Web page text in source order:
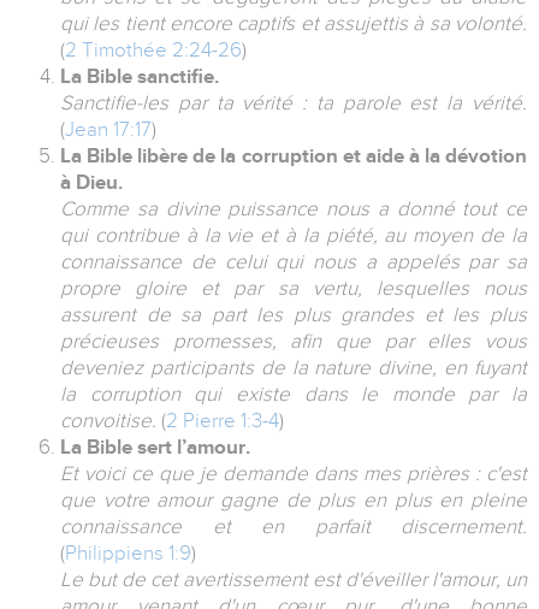
qui les tient encore captifs et assujettis à sa volonté.
(2 Timothée 2:24-26)
La Bible sanctifie.
Sanctifie-les par ta vérité : ta parole est la vérité.
(Jean 17:17)
La Bible libère de la corruption et aide à la dévotion
à Dieu.
Comme sa divine puissance nous a donné tout ce
qui contribue à la vie et à la piété, au moyen de la
connaissance de celui qui nous a appelés par sa
propre gloire et par sa vertu, lesquelles nous
assurent de sa part les plus grandes et les plus
précieuses promesses, afin que par elles vous
deveniez participants de la nature divine, en fuyant
la corruption qui existe dans le monde par la
convoitise. (2 Pierre 1:3-4)
La Bible sert l’amour.
Et voici ce que je demande dans mes prières : c'est
que votre amour gagne de plus en plus en pleine
connaissance et en parfait discernement.
(Philippiens 1:9)
Le but de cet avertissement est d'éveiller l'amour, un